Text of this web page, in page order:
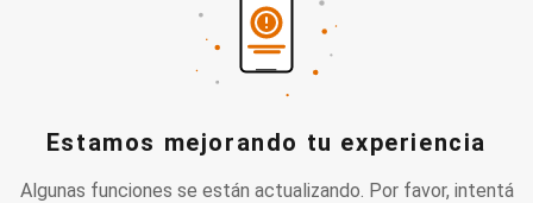
Estamos mejorando tu experiencia
Algunas funciones se están actualizando. Por favor, intentá